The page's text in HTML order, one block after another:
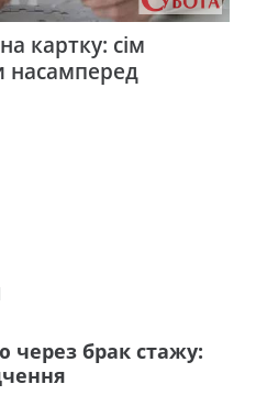
картку: сім
насамперед
через брак стажу: